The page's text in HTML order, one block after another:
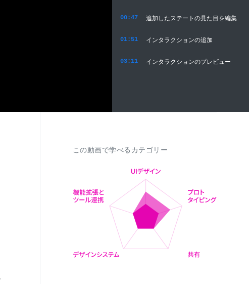
00:47 追加したステートの見た目を編集
01:51 インタラクションの追加
03:11 インタラクションのプレビュー
この動画で学べるカテゴリー